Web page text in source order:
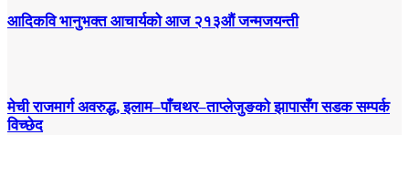
आदिकवि भानुभक्त आचार्यको आज २१३औं जन्मजयन्ती
मेची राजमार्ग अवरुद्ध, इलाम–पाँचथर–ताप्लेजुङको झापासँग सडक सम्पर्क
विच्छेद